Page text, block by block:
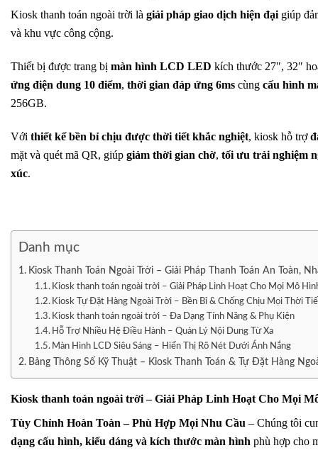
Kiosk thanh toán ngoài trời là giải pháp giao dịch hiện đại giúp
và khu vực công cộng.
Thiết bị được trang bị màn hình LCD LED kích thước 27″, 32″
ứng điện dung 10 điểm, thời gian đáp ứng 6ms cùng cấu hình
256GB.
Với thiết kế bền bỉ chịu được thời tiết khắc nghiệt, kiosk hỗ trợ
mặt và quét mã QR, giúp giảm thời gian chờ, tối ưu trải nghiệm
xúc.
Danh mục
Kiosk Thanh Toán Ngoài Trời – Giải Pháp Thanh Toán An Toàn,
Kiosk thanh toán ngoài trời – Giải Pháp Linh Hoạt Cho Mọi Mô
Kiosk Tự Đặt Hàng Ngoài Trời – Bền Bỉ & Chống Chịu Mọi Thời
Kiosk thanh toán ngoài trời – Đa Dạng Tính Năng & Phụ Kiện
Hỗ Trợ Nhiều Hệ Điều Hành – Quản Lý Nội Dung Từ Xa
Màn Hình LCD Siêu Sáng – Hiển Thị Rõ Nét Dưới Ánh Nắng
Bảng Thông Số Kỹ Thuật – Kiosk Thanh Toán & Tự Đặt Hàng
Kiosk thanh toán ngoài trời – Giải Pháp Linh Hoạt Cho Mọi
Tùy Chỉnh Hoàn Toàn – Phù Hợp Mọi Nhu Cầu – Chúng tôi
dạng cấu hình, kiểu dáng và kích thước màn hình phù hợp cho